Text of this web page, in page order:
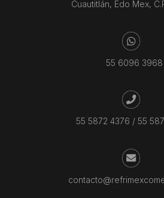
Cuautitlán, Edo Mex,
55 6096 3968
55 5872 4376 / 55